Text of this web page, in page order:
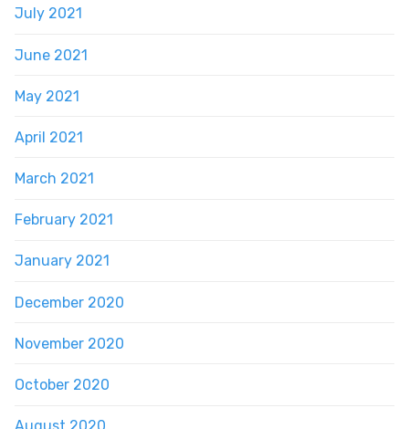
July 2021
June 2021
May 2021
April 2021
March 2021
February 2021
January 2021
December 2020
November 2020
October 2020